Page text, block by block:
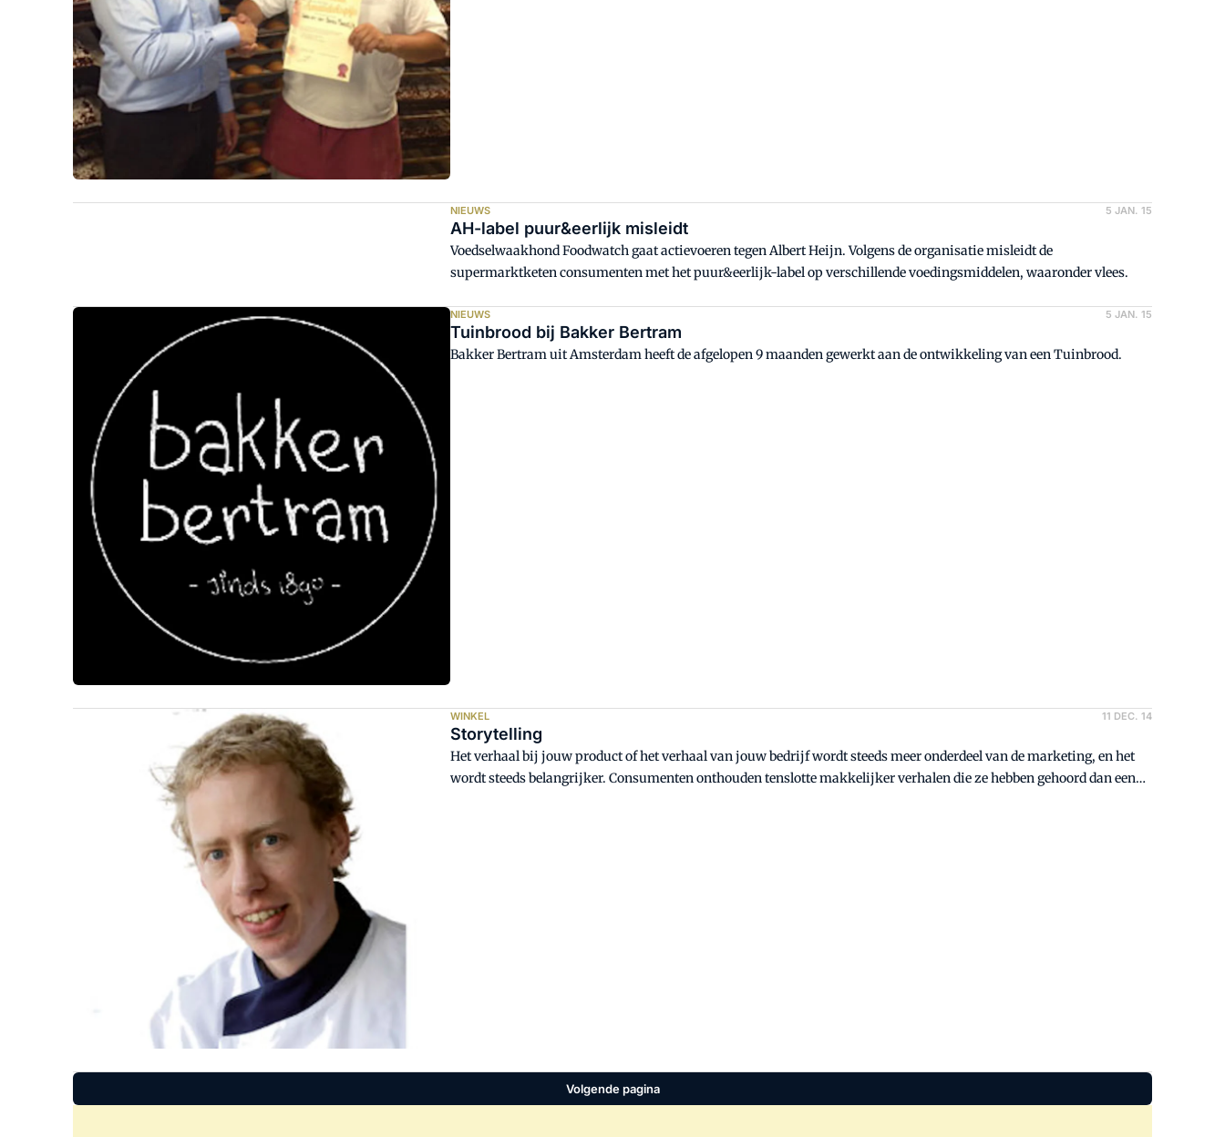
NIEUWS 5 JAN. 15
AH-label puur&eerlijk misleidt
Voedselwaakhond Foodwatch gaat actievoeren tegen Albert Heijn. Volgens de organisatie misleidt de
supermarktketen consumenten met het puur&eerlijk-label op verschillende voedingsmiddelen, waaronder vlees.
NIEUWS 5 JAN. 15
Tuinbrood bij Bakker Bertram
Bakker Bertram uit Amsterdam heeft de afgelopen 9 maanden gewerkt aan de ontwikkeling van een Tuinbrood.
WINKEL 11 DEC. 14
Storytelling
Het verhaal bij jouw product of het verhaal van jouw bedrijf wordt steeds meer onderdeel van de marketing, en het
wordt steeds belangrijker. Consumenten onthouden tenslotte makkelijker verhalen die ze hebben gehoord dan een
Volgende pagina